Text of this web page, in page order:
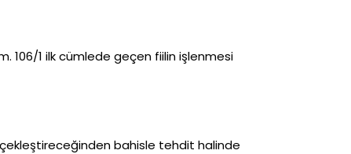
106/1 ilk cümlede geçen fiilin işlenmesi
bahisle tehdit halinde